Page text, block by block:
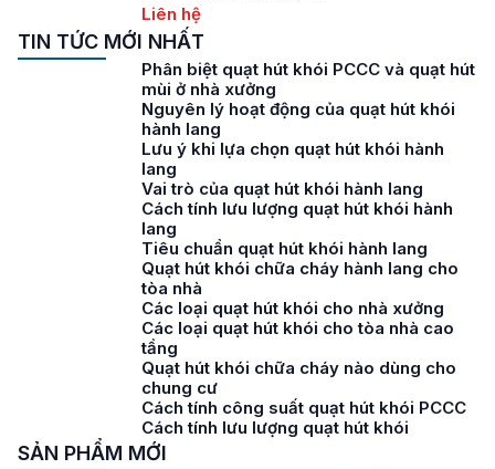
Liên hệ
TIN TỨC MỚI NHẤT
Phân biệt quạt hút khói PCCC và quạt hút
mùi ở nhà xưởng
Nguyên lý hoạt động của quạt hút khói
hành lang
Lưu ý khi lựa chọn quạt hút khói hành
lang
Vai trò của quạt hút khói hành lang
Cách tính lưu lượng quạt hút khói hành
lang
Tiêu chuẩn quạt hút khói hành lang
Quạt hút khói chữa cháy hành lang cho
tòa nhà
Các loại quạt hút khói cho nhà xưởng
Các loại quạt hút khói cho tòa nhà cao
tầng
Quạt hút khói chữa cháy nào dùng cho
chung cư
Cách tính công suất quạt hút khói PCCC
Cách tính lưu lượng quạt hút khói
SẢN PHẨM MỚI